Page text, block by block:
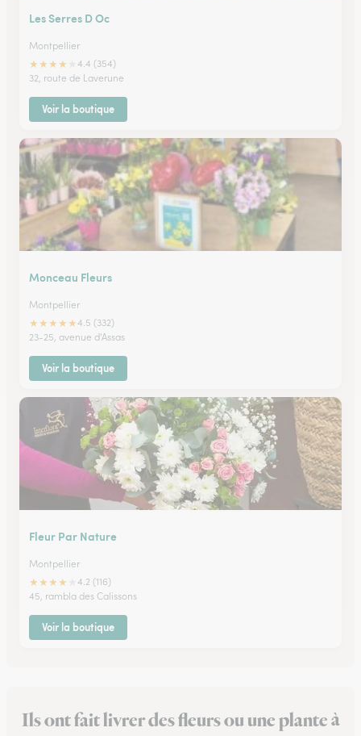
Les Serres D Oc
Montpellier
★★★★
4.4 (354)
32, route de Laverune
Voir la boutique
Monceau Fleurs
Montpellier
★★★★★4.5 (332)
23-25, avenue d'Assas
Voir la boutique
Fleur Par Nature
Montpellier
★★★★
4.2 (116)
45, rambla des Calissons
Voir la boutique
Ils ont fait livrer des fleurs ou une plante à